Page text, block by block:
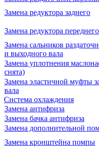
Замена редуктора заднего
Замена редуктора переднего
Замена сальников
и выходного вала
Замена уплотнения
снята)
Замена эластичной муфты
вала
Система охлаждения
Замена антифриза
Замена бачка антифриза
Замена дополнительной
Замена кронштейна помпы